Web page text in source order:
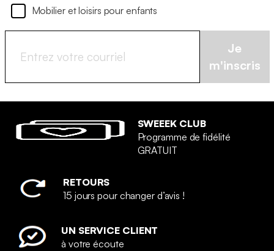
Mobilier et loisirs pour enfants
Je
m'inscris
SWEEEK CLUB
Programme de fidélité
GRATUIT
RETOURS
15 jours pour changer d’avis !
UN SERVICE CLIENT
à votre écoute